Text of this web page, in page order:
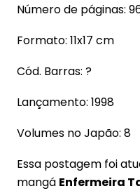
Número de páginas:
Formato: 11x17 cm
Cód. Barras: ?
Lançamento: 1998
Volumes no Japão: 8
Essa postagem foi
mangá Enfermeira